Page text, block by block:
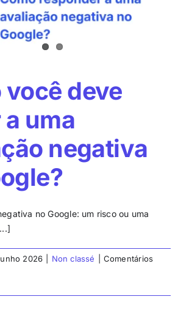
você deve
uma
negativa
no Google: um risco ou uma
2026 Non classé
Comentários